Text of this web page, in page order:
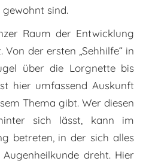
sind.
Raum der Entwicklung
der ersten „Sehhilfe“ in
über die Lorgnette bis
hier umfassend Auskunft
Thema gibt. Wer diesen
sich lässt, kann im
betreten, in der sich alles
dreht. Hier